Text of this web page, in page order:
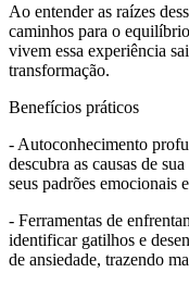
Ao entender as raízes
caminhos para o
vivem essa experiência
transformação.
Benefícios práticos
- Autoconhecimento
descubra as causas de
seus padrões emocionais
- Ferramentas de
identificar gatilhos e
de ansiedade, trazendo